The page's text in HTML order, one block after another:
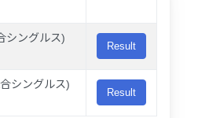
シングルス)
Result
シングルス)
Result